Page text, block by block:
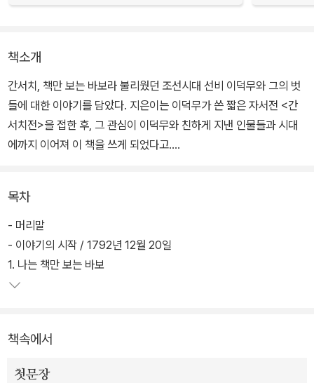
책소개
간서치, 책만 보는 바보라 불리웠던 조선시대 선비 이덕무와 그의 벗
들에 대한 이야기를 담았다. 지은이는 이덕무가 쓴 짧은 자서전 <간
서치전>을 접한 후, 그 관심이 이덕무와 친하게 지낸 인물들과 시대
에까지 이어져 이 책을 쓰게 되었다고.
높은 학식으로도 존경받을 수 없던 시절, 진정으로 서로의 마음을 이
해하고 기쁨과 슬픔을 함께 나누었던 옛 선비들의 아름다운 우정과
삶이 펼쳐진다.
지금은 실학파로 우리에게 알려진 연암 박지원, 담헌 홍대용을 비롯
글과 벗의 힘으로 살아가던 고고한 삶을 그렸다.
목차
- 머리말
- 이야기의 시작 / 1792년 12월 20일
1. 나는 책만 보는 바보
책속에서
첫문장